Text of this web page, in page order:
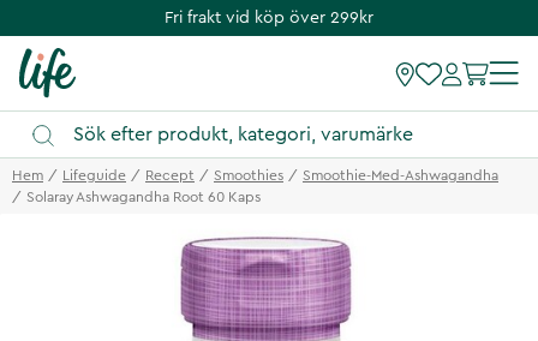
Fri frakt vid köp över 299kr
Hem Lifeguide Recept Smoothies
Smoothie-Med-Ashwagandha
Solaray Ashwagandha Root 60 Kaps